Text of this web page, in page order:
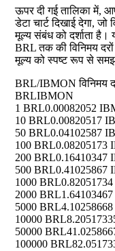
ऊपर दी गई तालिका में,
डेटा चार्ट दिखाई देगा,
मूल्य संबंध को दर्शाता
BRL तक की विनिमय
मूल्य को स्पष्ट रूप से
BRL/IBMON विनिमय
BRLIBMON
1 BRL0.00082052
10 BRL0.00820517
50 BRL0.04102587
100 BRL0.08205173
200 BRL0.16410347
500 BRL0.41025867
1000 BRL
2000 BRL
5000 BRL
10000 BRL
50000 BRL
100000 BRL